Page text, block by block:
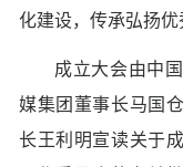
化建设，传承弘扬优
成立大会由中
媒集团董事长马国
长王利明宣读关于